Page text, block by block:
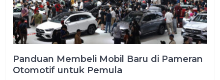
Panduan Membeli Mobil Baru di Pameran
Otomotif untuk Pemula